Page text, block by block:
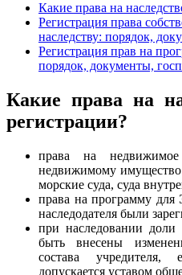
Какие права на
Регистрация права
наследству: порядок,
Регистрация прав на
порядок, документы,
Какие права на
регистрации?
права на
недвижимому
морские суда, суда
права на программу
наследодателя были
при наследовании
быть внесены
состава учредителя,
допускается уставом